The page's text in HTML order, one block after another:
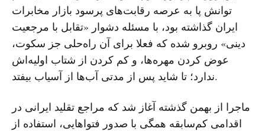
توانش پا به عرصه رقابت‌های پرسود بازار مخابرات
ایران گذاشته بود، با مسئله دشوار «تقابل با مرجعیت
دینی» روبرو شده که فعلا برای آن راه‌حلی جز سکوت،
عوض کردن مهره‌ها، و کم کردن از شتاب اولیه‌اش
ندارد؛ تا شاید پس از مدتی آب‌ها از آسیاب بیفتد.
ماجرا از بهمن گذشته آغاز شد که مراجع تقلید ایرانی در
اقدامی کم‌سابقه همگی با صدور فتواهایی، استفاده از